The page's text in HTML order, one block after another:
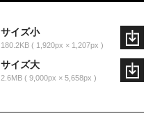
サイズ小
180.2KB 1,920px × 1,207px
サイズ大
2.6MB 9,000px × 5,658px